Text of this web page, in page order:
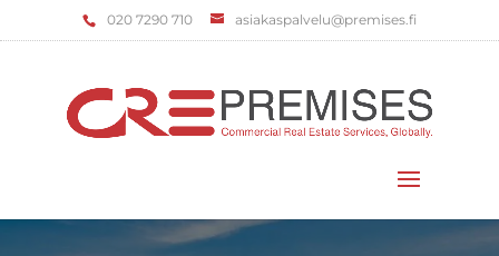
‌020 7290 710 asiakaspalvelu@premises.fi